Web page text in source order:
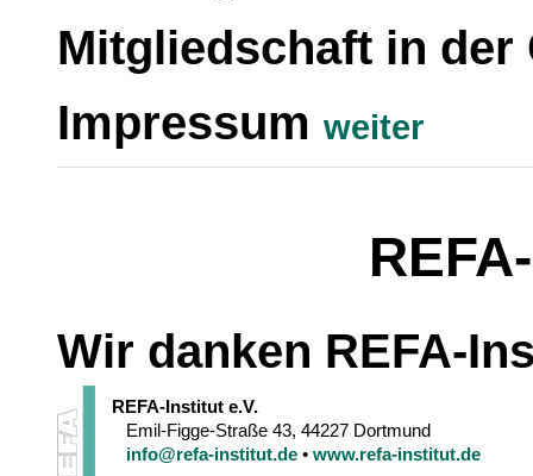
Mitgliedschaft in
Impressum weiter
Wir danken REFA-
REFA-Institut e.V.
Emil-Figge-Straße 43, 44227 Dortmund
info@refa-institut.de • www.refa-institut.de